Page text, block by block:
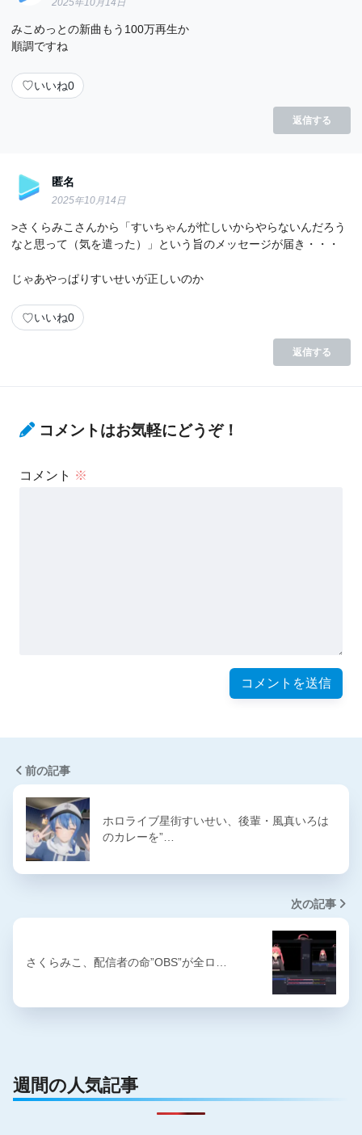
2025年10月14日
みこめっとの新曲もう100万再生か
順調ですね
♡いいね0
返信する
匿名
2025年10月14日
>さくらみこさんから「すいちゃんが忙しいからやらないんだろう
なと思って（気を遣った）」という旨のメッセージが届き・・・
じゃあやっぱりすいせいが正しいのか
♡いいね0
返信する
コメントはお気軽にどうぞ！
コメント ※
前の記事
ホロライブ星街すいせい、後輩・風真いろは
のカレーを”…
次の記事
さくらみこ、配信者の命”OBS”が全ロ…
週間の人気記事